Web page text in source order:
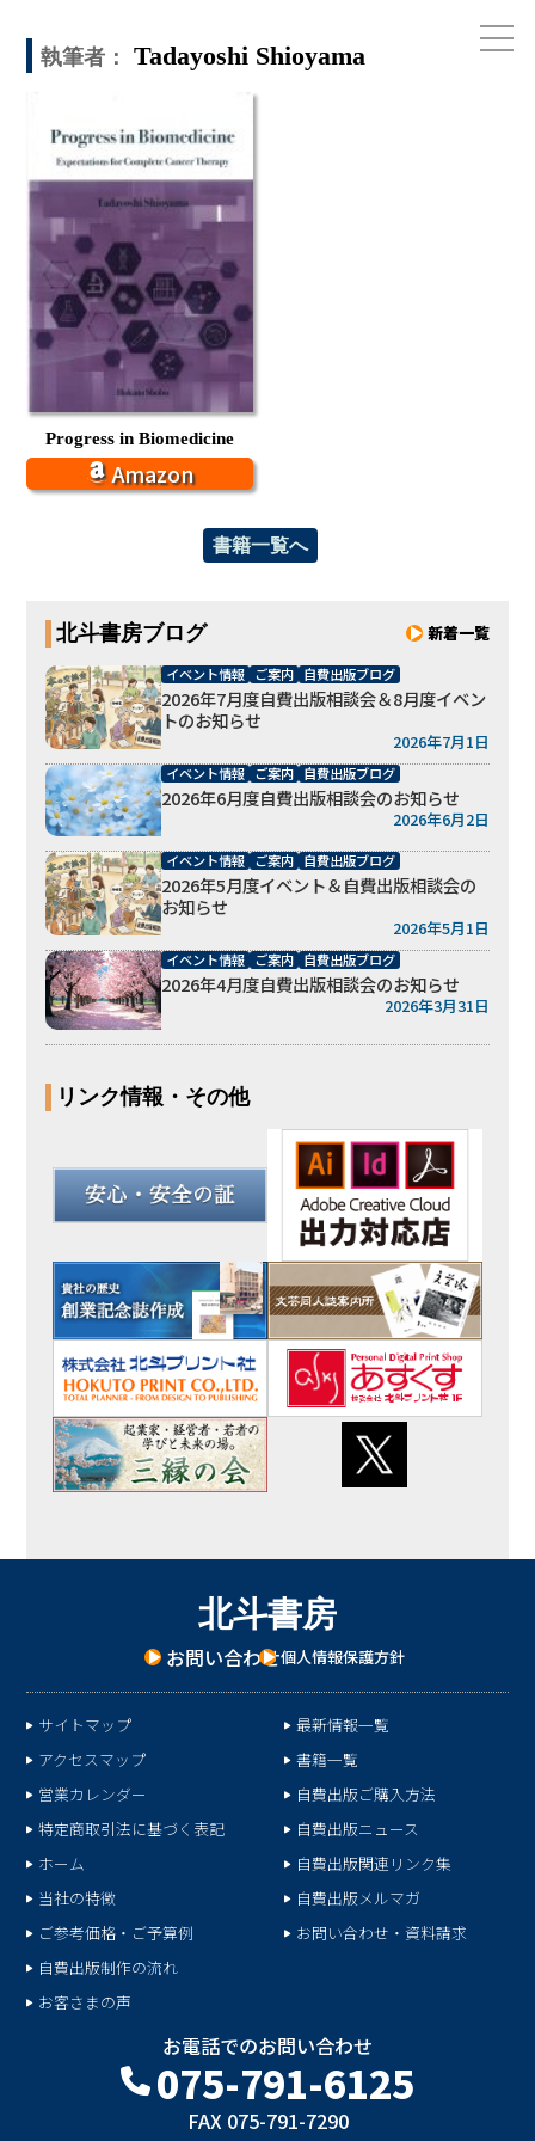
執筆者： Tadayoshi Shioyama
Progress in Biomedicine
Amazon
書籍一覧へ
北斗書房ブログ 新着一覧
イベント情報 ご案内 自費出版ブログ
2026年7月度自費出版相談会＆8月度イベン
トのお知らせ
2026年7月1日
イベント情報 ご案内 自費出版ブログ
2026年6月度自費出版相談会のお知らせ
2026年6月2日
イベント情報 ご案内 自費出版ブログ
2026年5月度イベント＆自費出版相談会の
お知らせ
2026年5月1日
イベント情報 ご案内 自費出版ブログ
2026年4月度自費出版相談会のお知らせ
2026年3月31日
リンク情報・その他
北斗書房
お問い合わせ個人情報保護方針
サイトマップ
アクセスマップ
営業カレンダー
特定商取引法に基づく表記
ホーム
当社の特徴
ご参考価格・ご予算例
自費出版制作の流れ
お客さまの声
最新情報一覧
書籍一覧
自費出版ご購入方法
自費出版ニュース
自費出版関連リンク集
自費出版メルマガ
お問い合わせ・資料請求
お電話でのお問い合わせ
075-791-6125
FAX 075-791-7290